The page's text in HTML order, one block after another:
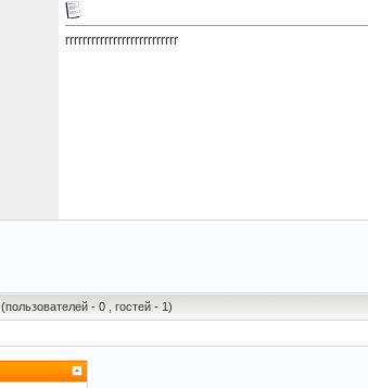
rrrrrrrrrrrrrrrrrrrrrrrrrr
(пользователей - 0 , гостей - 1)